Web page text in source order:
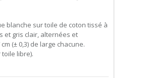
blanche sur toile de coton tissé à
et gris clair, alternées et
(± 0,3) de large chacune.
toile libre).